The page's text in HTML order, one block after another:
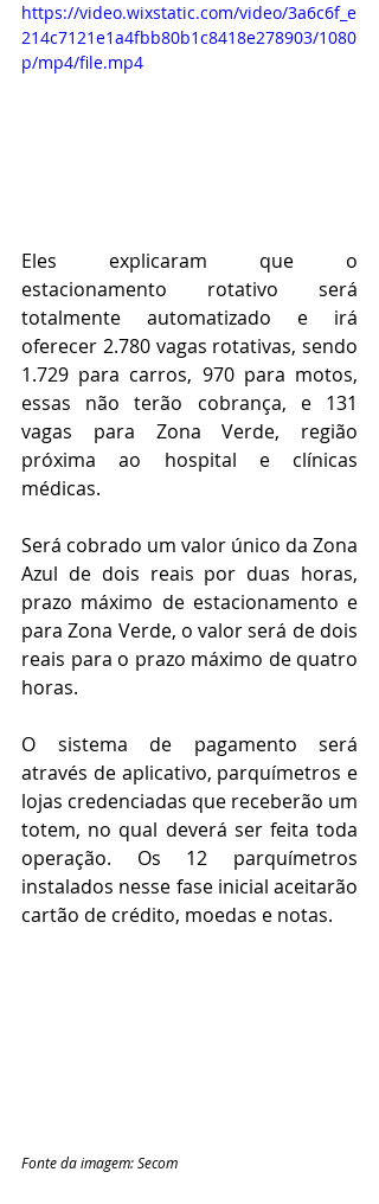
https://video.wixstatic.com/video/3a6c6f_e
214c7121e1a4fbb80b1c8418e278903/1080
p/mp4/file.mp4
Eles explicaram que o
estacionamento rotativo será
totalmente automatizado e irá
oferecer 2.780 vagas rotativas, sendo
1.729 para carros, 970 para motos,
essas não terão cobrança, e 131
vagas para Zona Verde, região
próxima ao hospital e clínicas
médicas.
Será cobrado um valor único da Zona
Azul de dois reais por duas horas,
prazo máximo de estacionamento e
para Zona Verde, o valor será de dois
reais para o prazo máximo de quatro
horas.
O sistema de pagamento será
através de aplicativo, parquímetros e
lojas credenciadas que receberão um
totem, no qual deverá ser feita toda
operação. Os 12 parquímetros
instalados nesse fase inicial aceitarão
cartão de crédito, moedas e notas.
Fonte da imagem: Secom